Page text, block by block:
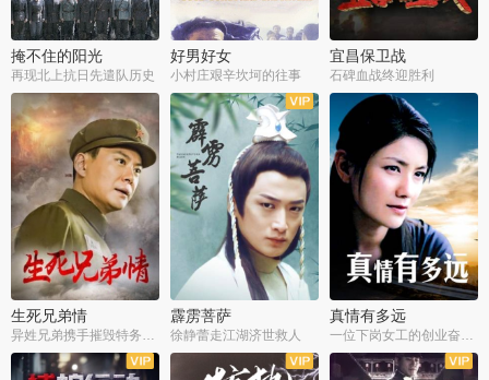
掩不住的阳光
再现北上抗日先遣队历史
好男好女
小村庄艰辛坎坷的往事
宜昌保卫战
石碑血战终迎胜利
全37集
生死兄弟情
异姓兄弟携手摧毁特务阴谋
全40集
霹雳菩萨
徐静蕾走江湖济世救人
全25集
真情有多远
一位下岗女工的创业奋斗史
全22集
全39集 全36集